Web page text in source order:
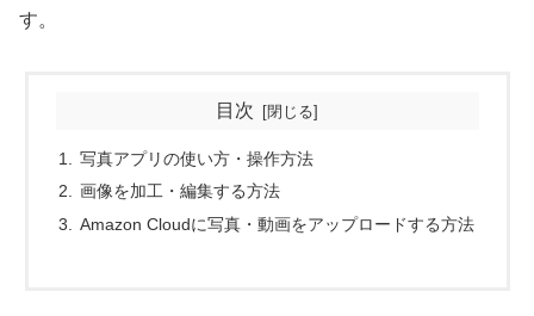
す。
目次
写真アプリの使い方・操作方法
画像を加工・編集する方法
Amazon Cloudに写真・動画をアップロードする方法